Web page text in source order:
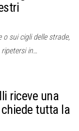
o sui cigli delle strade,
in…
riceve una
tutta la